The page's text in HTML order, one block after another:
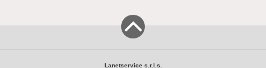
Lanetservice s.r.l.s.